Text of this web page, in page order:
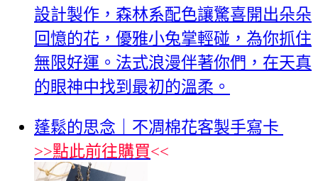
設計製作，森林系配色讓驚喜開出朵朵
回憶的花，優雅小兔掌輕碰，為你抓住
無限好運。法式浪漫伴著你們，在天真
的眼神中找到最初的溫柔。
蓬鬆的思念｜不凋棉花客製手寫卡
>>點此前往購買<<